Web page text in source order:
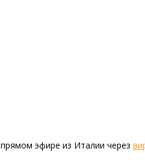
эфире из Италии через